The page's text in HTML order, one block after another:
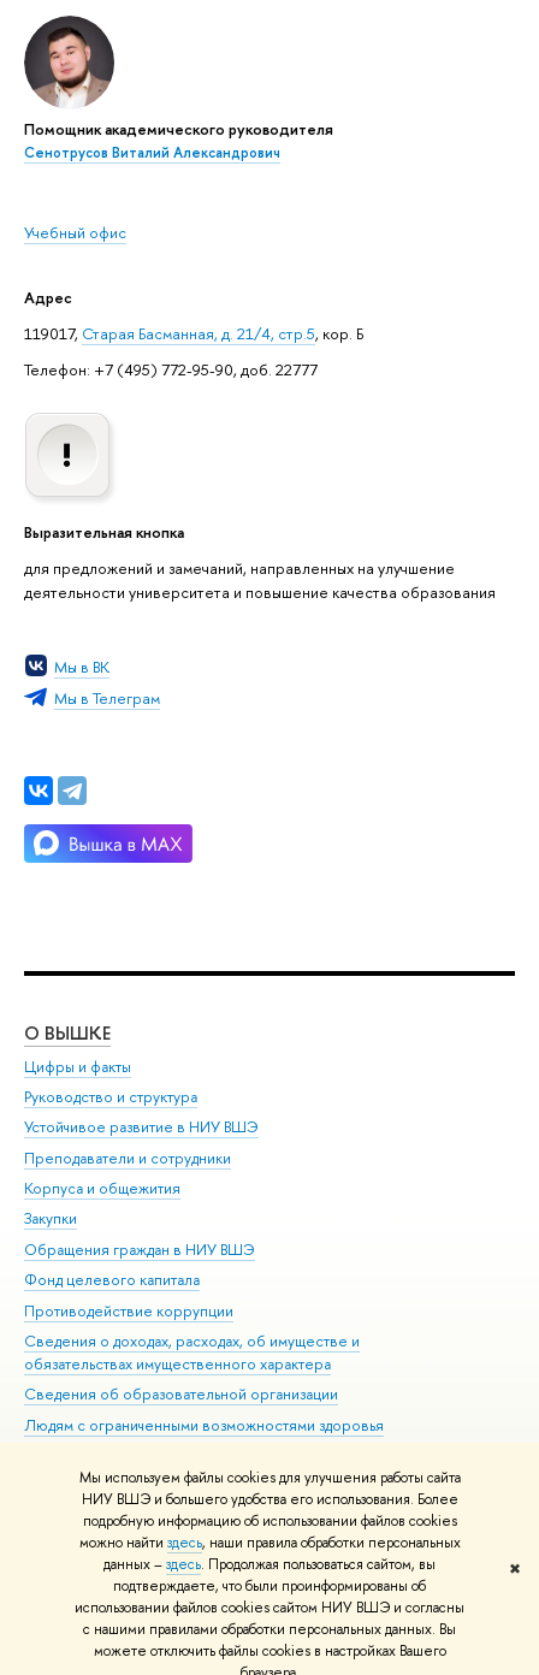
Мы используем файлы cookies для улучшения работы сайта
НИУ ВШЭ и большего удобства его использования. Более
подробную информацию об использовании файлов cookies
можно найти здесь, наши правила обработки персональных
данных –здесь. Продолжая пользоваться сайтом, вы
подтверждаете, что были проинформированы об
использовании файлов cookies сайтом НИУ ВШЭ и согласны
с нашими правилами обработки персональных данных. Вы
можете отключить файлы cookies в настройках Вашего
✖
Помощник академического руководителя
Сенотрусов Виталий Александрович
Учебный офис
Адрес
119017, Старая Басманная, д. 21/4, стр.5, кор. Б
Телефон: +7 (495) 772-95-90, доб. 22777
Выразительная кнопка
для предложений и замечаний, направленных на улучшение
деятельности университета и повышение качества образования
Мы в ВК
Мы в Телеграм
О ВЫШКЕ
Цифры и факты
Руководство и структура
Устойчивое развитие в НИУ ВШЭ
Преподаватели и сотрудники
Корпуса и общежития
Закупки
Обращения граждан в НИУ ВШЭ
Фонд целевого капитала
Противодействие коррупции
Сведения о доходах, расходах, об имуществе и
обязательствах имущественного характера
Сведения об образовательной организации
Людям с ограниченными возможностями здоровья
Работа в Вышке
© НИУ ВШЭ 1993–2026 Адреса и контакты Условия использования
материалов Политика конфиденциальности Карта сайта
Шрифты HSE Sans и HSE Slab разработаны вШколе дизайна НИУ ВШЭ